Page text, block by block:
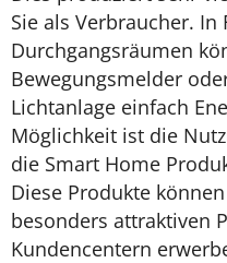
Sie als Verbraucher.
Durchgangsräumen
Bewegungsmelder
Lichtanlage einfach
Möglichkeit ist die
die Smart Home
Diese Produkte
besonders attraktiven
Kundencentern